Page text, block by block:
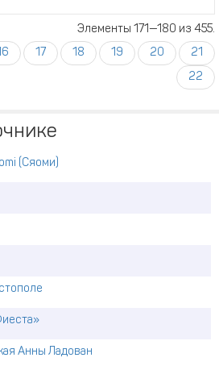
Элементы 171—180 из 455.
17 18 19 20
21
22
(Сяоми)
Анны Ладован